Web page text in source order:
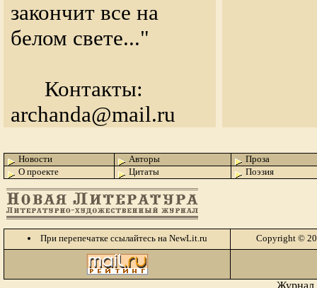
закончит все на
белом свете..."
Контакты:
archanda@mail.ru
Новости Авторы
Проза
О проекте
Цитаты Поэзия
При перепечатке ссылайтесь на NewLit.ru Copyright ©
Журнал